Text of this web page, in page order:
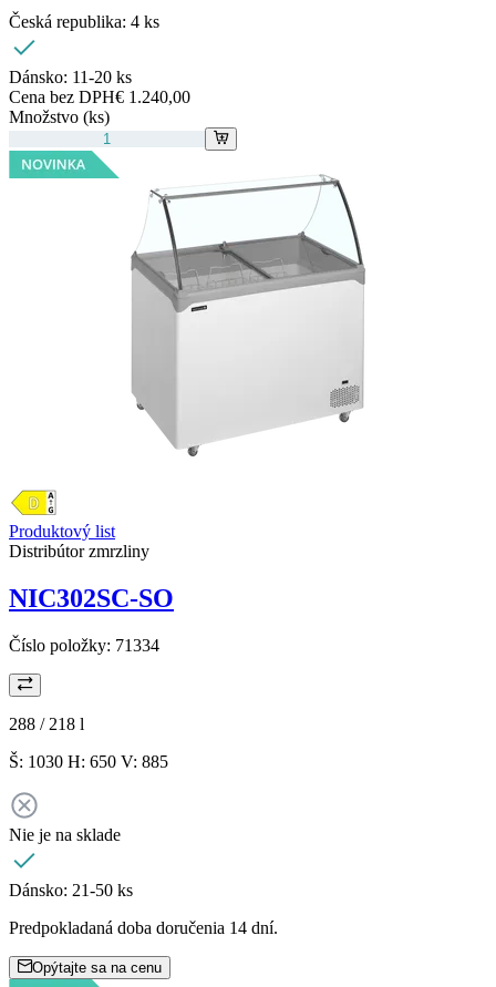
Česká republika: 4 ks
Dánsko: 11-20 ks
Cena bez DPH€ 1.240,00
Množstvo (ks)
Produktový list
Distribútor zmrzliny
NIC302SC-SO
Číslo položky: 71334
288 / 218 l
Š: 1030 H: 650 V: 885
Nie je na sklade
Dánsko: 21-50 ks
Predpokladaná doba doručenia 14 dní.
Opýtajte sa na cenu